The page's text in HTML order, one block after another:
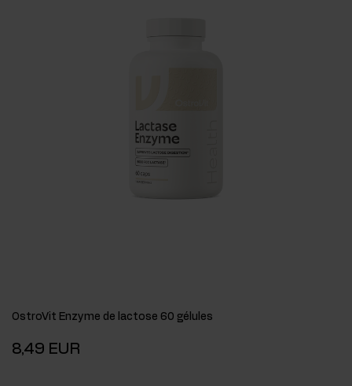
OstroVit Enzyme de lactose 60 gélules
8,49 EUR